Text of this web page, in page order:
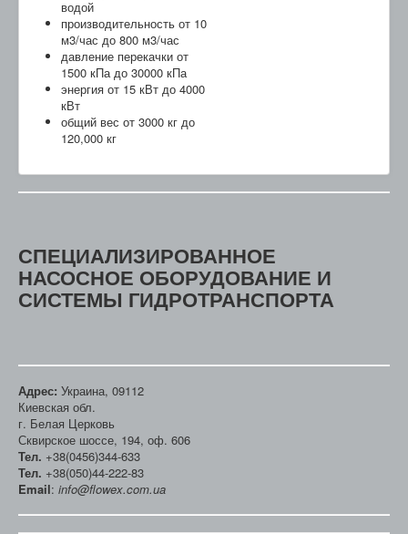
водой
производительность от 10
м3/час до 800 м3/час
давление перекачки от
1500 кПа до 30000 кПа
энергия от 15 кВт до 4000
кВт
общий вес от 3000 кг до
120,000 кг
СПЕЦИАЛИЗИРОВАННОЕ
НАСОСНОЕ ОБОРУДОВАНИЕ И
СИСТЕМЫ ГИДРОТРАНСПОРТА
Адрес: Украина, 09112
Киевская обл.
г. Белая Церковь
Сквирское шоссе, 194, оф. 606
Тел. +38(0456)344-633
Тел. +38(050)44-222-83
Email: info@flowex.com.ua